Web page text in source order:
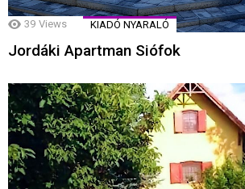
39 Views KIADÓ NYARALÓ
Jordáki Apartman Siófok